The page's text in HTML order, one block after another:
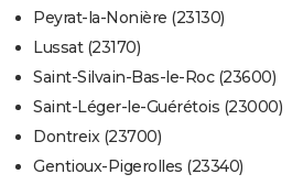
Peyrat-la-Nonière (23130)
Lussat (23170)
Saint-Silvain-Bas-le-Roc (23600)
Saint-Léger-le-Guérétois (23000)
Dontreix (23700)
Gentioux-Pigerolles (23340)